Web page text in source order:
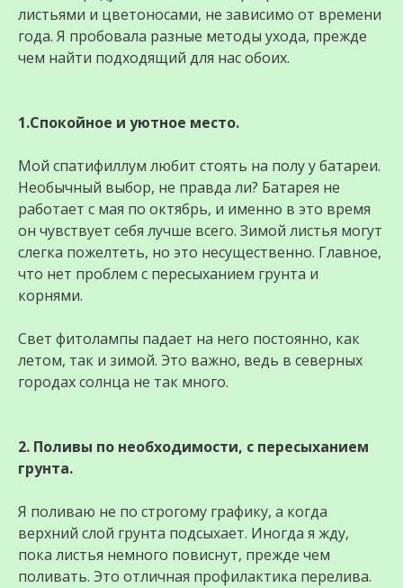
листьями и цветоносами, не зависимо от времени
года. Я пробовала разные методы ухода, прежде
чем найти подходящий для нас обоих.
1.Спокойное и уютное место.
Мой спатифиллум любит стоять на полу у батареи.
Необычный выбор, не правда ли? Батарея не
работает с мая по октябрь, и именно в это время
он чувствует себя лучше всего. Зимой листья могут
слегка пожелтеть, но это несущественно. Главное,
что нет проблем с пересыханием грунта и
корнями.
Свет фитолампы падает на него постоянно, как
летом, так и зимой. Это важно, ведь в северных
городах солнца не так много.
2. Поливы по необходимости, с пересыханием
грунта.
Я поливаю не по строгому графику, а когда
верхний слой грунта подсыхает. Иногда я жду,
пока листья немного повиснут, прежде чем
поливать. Это отличная профилактика перелива.